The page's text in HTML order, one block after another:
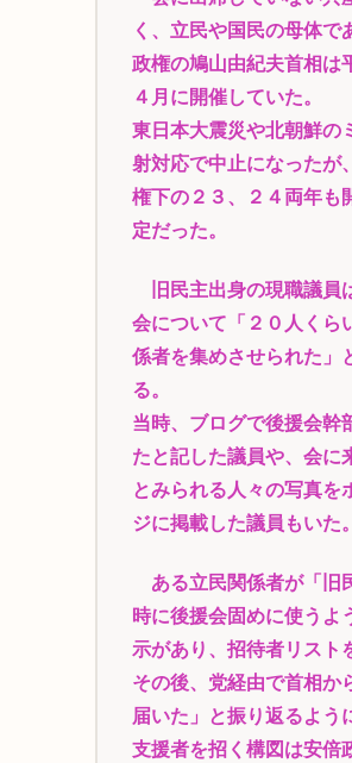
く、立民や国民の母体で
政権の鳩山由紀夫首相は
４月に開催していた。
東日本大震災や北朝鮮の
射対応で中止になったが
権下の２３、２４両年も
定だった。
旧民主出身の現職議員
会について「２０人くら
係者を集めさせられた」
る。
当時、ブログで後援会幹
たと記した議員や、会に
とみられる人々の写真を
ジに掲載した議員もいた。
ある立民関係者が「旧
時に後援会固めに使うよ
示があり、招待者リスト
その後、党経由で首相か
届いた」と振り返るよう
支援者を招く構図は安倍